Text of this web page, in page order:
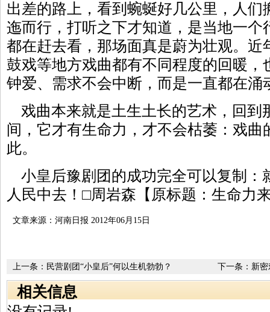
出差的路上，看到蜿蜒好几公里，人们
迤而行，打听之下才知道，是当地一个
都在赶去看，那场面真是蔚为壮观。近
鼓戏等地方戏曲都有不同程度的回暖，
钟爱、需求不会中断，而是一直都在涌
戏曲本来就是土生土长的艺术，回到
间，它才有生命力，才不会枯萎：戏曲
此。
小皇后豫剧团的成功完全可以复制：
人民中去！□周岩森【原标题：生命力
文章来源：河南日报 2012年06月15日
下一条： 新
上一条： 民营剧团“小皇后”何以生机勃勃？
相关信息